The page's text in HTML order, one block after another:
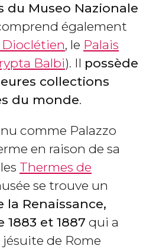
du Museo Nazionale
également
Dioclétien, le Palais
Balbi). Il possède
collections
du monde.
comme Palazzo
en raison de sa
Thermes de
se trouve un
la Renaissance,
et 1887 qui a
de Rome